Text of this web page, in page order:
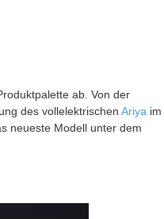
ab. Von der
des vollelektrischen Ariya im
neueste Modell unter dem